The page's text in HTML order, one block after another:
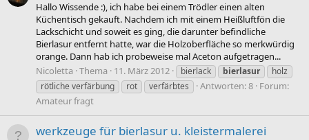
Hallo Wissende :), ich habe bei einem Trödler einen alten
Küchentisch gekauft. Nachdem ich mit einem Heißluftfön die
Lackschicht und soweit es ging, die darunter befindliche
Bierlasur entfernt hatte, war die Holzoberfläche so merkwürdig
orange. Dann hab ich probeweise mal Aceton aufgetragen...
Nicoletta Thema 11. März 2012 bierlack bierlasur
holz
rötliche verfärbung
rot verfärbtes Antworten: 8 Forum:
Amateur fragt
werkzeuge für bierlasur u. kleistermalerei